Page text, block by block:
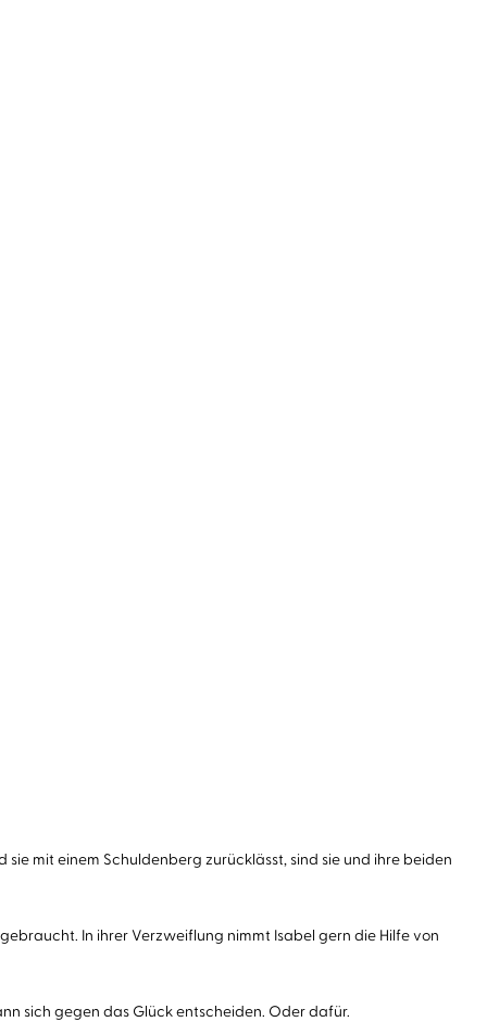
mit einem Schuldenberg zurücklässt, sind sie und ihre beiden
In ihrer Verzweiflung nimmt Isabel gern die Hilfe von
sich gegen das Glück entscheiden. Oder dafür.